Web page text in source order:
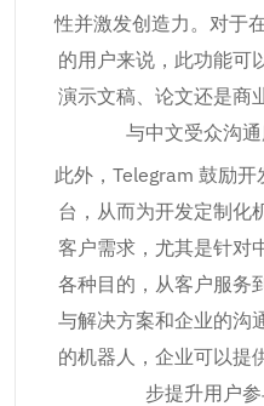
性并激发创造力。对于
的用户来说，此功能可
演示文稿、论文还是商
与中文受众沟通
此外，Telegram 鼓励
台，从而为开发定制化
客户需求，尤其是针对
各种目的，从客户服务
与解决方案和企业的沟
的机器人，企业可以提
步提升用户参